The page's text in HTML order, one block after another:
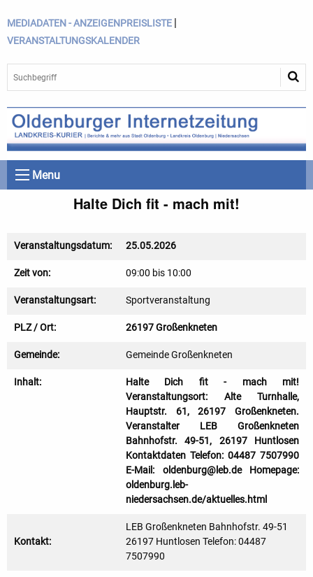
MEDIADATEN - ANZEIGENPREISLISTE |
VERANSTALTUNGSKALENDER
Menu
Halte Dich fit - mach mit!
Veranstaltungsdatum: 25.05.2026
Zeit von: 09:00 bis 10:00
Veranstaltungsart: Sportveranstaltung
PLZ / Ort: 26197 Großenkneten
Gemeinde: Gemeinde Großenkneten
Inhalt:
Halte Dich fit - mach mit!
Veranstaltungsort: Alte Turnhalle,
Hauptstr. 61, 26197 Großenkneten.
Veranstalter LEB Großenkneten
Bahnhofstr. 49-51, 26197 Huntlosen
Kontaktdaten Telefon: 04487 7507990
E-Mail: oldenburg@leb.de Homepage:
oldenburg.leb-
niedersachsen.de/aktuelles.html
Kontakt:
LEB Großenkneten Bahnhofstr. 49-51
26197 Huntlosen Telefon: 04487
7507990